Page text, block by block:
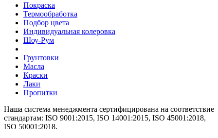
Покраска
Термообработка
Подбор цвета
Индивидуальная колеровка
Шоу-Рум
Грунтовки
Масла
Краски
Лаки
Пропитки
Наша система менеджмента сертифицирована на соответствие
стандартам: ISO 9001:2015, ISO 14001:2015, ISO 45001:2018,
ISO 50001:2018.